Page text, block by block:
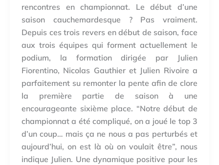
rencontres en championnat. Le début d’une
saison cauchemardesque ? Pas vraiment.
Depuis ces trois revers en début de saison, face
aux trois équipes qui forment actuellement le
podium, la formation dirigée par Julien
Fiorentino, Nicolas Gauthier et Julien Rivoire a
parfaitement su remonter la pente afin de clore
la première partie de saison à une
encourageante sixième place. “Notre début de
championnat a été compliqué, on a joué le top 3
d’un coup… mais ça ne nous a pas perturbés et
aujourd’hui, on est là où on voulait être”, nous
indique Julien. Une dynamique positive pour les